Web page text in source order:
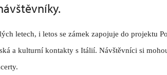
letech, i letos se zámek zapojuje do projektu
a kulturní kontakty s Itálií. Návštěvníci si